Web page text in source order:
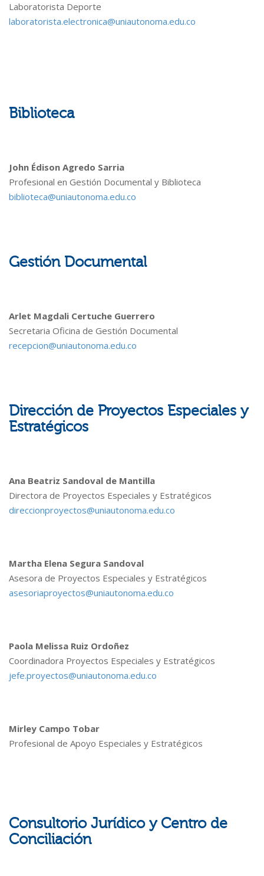
Laboratorista Deporte
laboratorista.electronica@uniautonoma.edu.co
Biblioteca
John Édison Agredo Sarria
Profesional en Gestión Documental y Biblioteca
biblioteca@uniautonoma.edu.co
Gestión Documental
Arlet Magdali Certuche Guerrero
Secretaria Oficina de Gestión Documental
recepcion@uniautonoma.edu.co
Dirección de Proyectos Especiales y
Estratégicos
Ana Beatriz Sandoval de Mantilla
Directora de Proyectos Especiales y Estratégicos
direccionproyectos@uniautonoma.edu.co
Martha Elena Segura Sandoval
Asesora de Proyectos Especiales y Estratégicos
asesoriaproyectos@uniautonoma.edu.co
Paola Melissa Ruiz Ordoñez
Coordinadora Proyectos Especiales y Estratégicos
jefe.proyectos@uniautonoma.edu.co
Mirley Campo Tobar
Profesional de Apoyo Especiales y Estratégicos
Consultorio Jurídico y Centro de
Conciliación